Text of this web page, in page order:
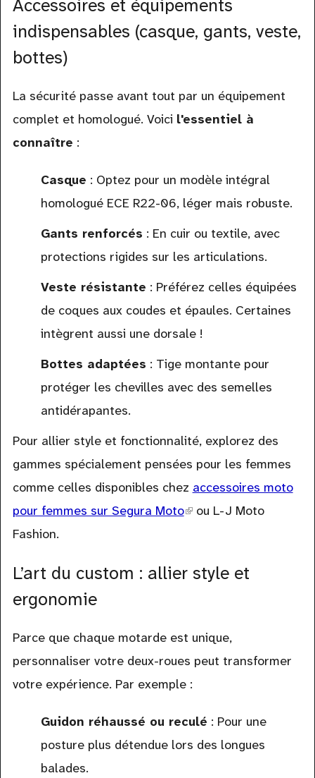
Accessoires et équipements
indispensables (casque, gants, veste,
bottes)
La sécurité passe avant tout par un équipement
complet et homologué. Voici l'essentiel à
connaître :
Casque : Optez pour un modèle intégral
homologué ECE R22-06, léger mais robuste.
Gants renforcés : En cuir ou textile, avec
protections rigides sur les articulations.
Veste résistante : Préférez celles équipées
de coques aux coudes et épaules. Certaines
intègrent aussi une dorsale !
Bottes adaptées : Tige montante pour
protéger les chevilles avec des semelles
antidérapantes.
Pour allier style et fonctionnalité, explorez des
gammes spécialement pensées pour les femmes
comme celles disponibles chez accessoires moto
pour femmes sur Segura Moto(link
ou L-J Moto
Fashion.
L’art du custom : allier style et
ergonomie
Parce que chaque motarde est unique,
personnaliser votre deux-roues peut transformer
votre expérience. Par exemple :
Guidon réhaussé ou reculé : Pour une
posture plus détendue lors des longues
balades.